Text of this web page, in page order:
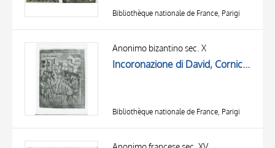
Bibliothèque nationale de France, Parigi
Anonimo bizantino sec. X
Incoronazione di David, Cornice con motivi decorativi fitomorfi e geometrici
Bibliothèque nationale de France, Parigi